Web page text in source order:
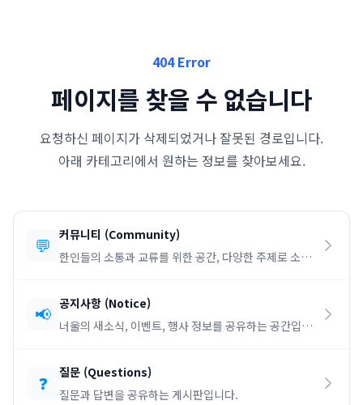
404 Error
페이지를 찾을 수 없습니다
요청하신 페이지가 삭제되었거나 잘못된 경로입니다.
아래 카테고리에서 원하는 정보를 찾아보세요.
💬 커뮤니티 (Community)
한인들의 소통과 교류를 위한 공간, 다양한 주제로 소통
📢 공지사항 (Notice)
너울의 새소식, 이벤트, 행사 정보를 공유하는 공간입니
❓ 질문 (Questions)
질문과 답변을 공유하는 게시판입니다.